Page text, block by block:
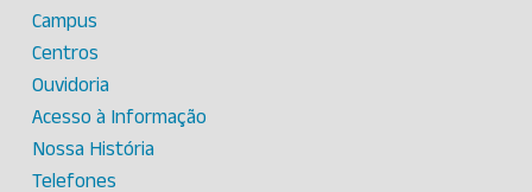
Campus
Centros
Ouvidoria
Acesso à Informação
Nossa História
Telefones